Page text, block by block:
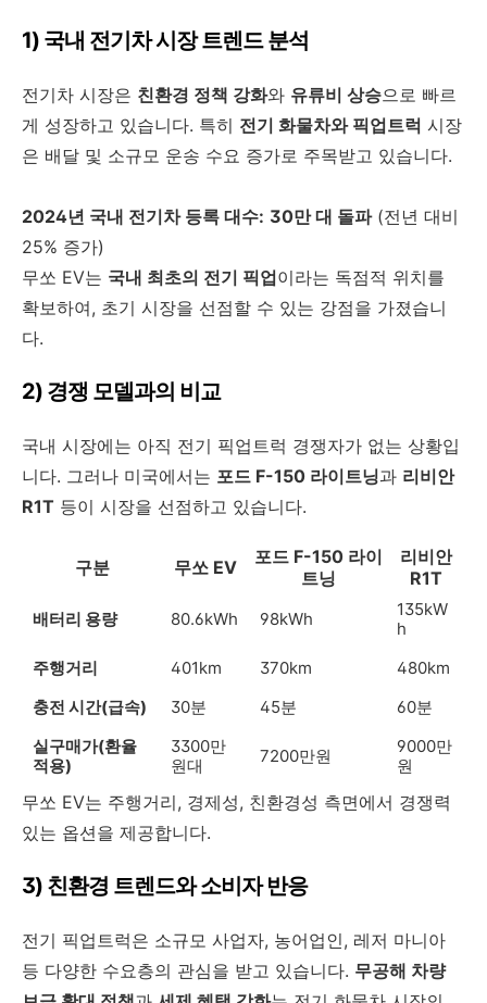
1) 국내 전기차 시장 트렌드 분석
전기차 시장은 친환경 정책 강화와 유류비 상승으로 빠르
게 성장하고 있습니다. 특히 전기 화물차와 픽업트럭 시장
은 배달 및 소규모 운송 수요 증가로 주목받고 있습니다.
2024년 국내 전기차 등록 대수: 30만 대 돌파(전년 대비
25% 증가)
무쏘 EV는 국내 최초의 전기 픽업이라는 독점적 위치를
확보하여, 초기 시장을 선점할 수 있는 강점을 가졌습니
다.
2) 경쟁 모델과의 비교
국내 시장에는 아직 전기 픽업트럭 경쟁자가 없는 상황입
니다. 그러나 미국에서는 포드 F-150 라이트닝과 리비안
R1T 등이 시장을 선점하고 있습니다.
구분 무쏘 EV
포드 F-150 라이
트닝
리비안
R1T
배터리 용량 80.6kWh 98kWh
135kW
h
주행거리
401km 370km
480km
충전 시간(급속)
30분 45분
60분
실구매가(환율
적용)
3300만
원대
7200만원
9000만
원
무쏘 EV는 주행거리, 경제성, 친환경성 측면에서 경쟁력
있는 옵션을 제공합니다.
3) 친환경 트렌드와 소비자 반응
전기 픽업트럭은 소규모 사업자, 농어업인, 레저 마니아
등 다양한 수요층의 관심을 받고 있습니다. 무공해 차량